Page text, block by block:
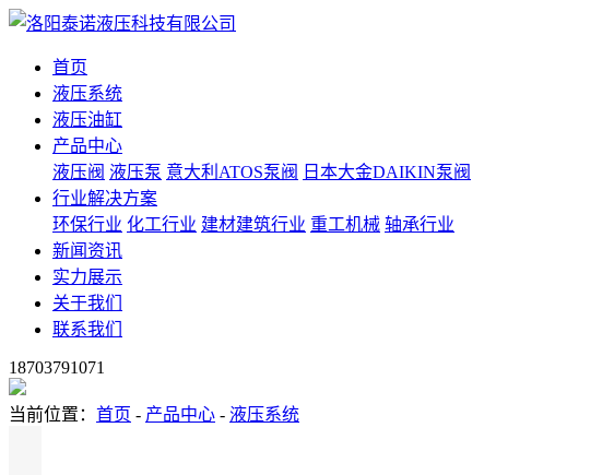
首页
液压系统
液压油缸
产品中心
液压阀 液压泵 意大利ATOS泵阀
日本大金DAIKIN泵阀
行业解决方案
环保行业 化工行业 建材建筑行业 重工机械 轴承行业
新闻资讯
实力展示
关于我们
联系我们
18703791071
当前位置： 首页 - 产品中心 - 液压系统